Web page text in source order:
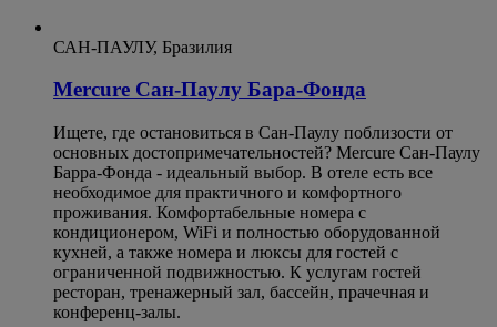
САН-ПАУЛУ, Бразилия
Mercure Сан-Паулу Бара-Фонда
Ищете, где остановиться в Сан-Паулу поблизости от
основных достопримечательностей? Mercure Сан-Паулу
Барра-Фонда - идеальный выбор. В отеле есть все
необходимое для практичного и комфортного
проживания. Комфортабельные номера с
кондиционером, WiFi и полностью оборудованной
кухней, а также номера и люксы для гостей с
ограниченной подвижностью. К услугам гостей
ресторан, тренажерный зал, бассейн, прачечная и
конференц-залы.